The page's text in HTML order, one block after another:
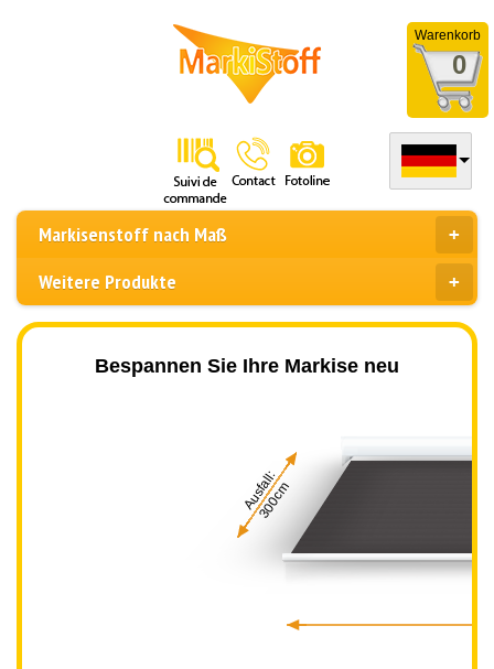
Warenkorb
0
Markisenstoff nach Maß
Weitere Produkte
Bespannen Sie Ihre Markise neu
Ausfall:
300cm